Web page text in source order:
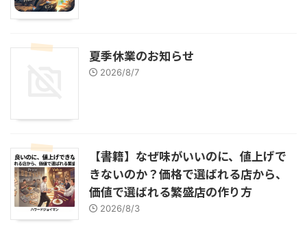
夏季休業のお知らせ
2026/8/7
【書籍】なぜ味がいいのに、値上げで
きないのか？価格で選ばれる店から、
価値で選ばれる繁盛店の作り方
2026/8/3